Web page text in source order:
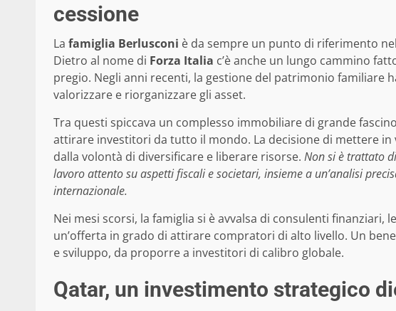
cessione
La famiglia Berlusconi è da sempre un punto di riferimento
Dietro al nome di Forza Italia c’è anche un lungo cammino
pregio. Negli anni recenti, la gestione del patrimonio familiare
valorizzare e riorganizzare gli asset.
Tra questi spiccava un complesso immobiliare di grande
attirare investitori da tutto il mondo. La decisione di mettere
dalla volontà di diversificare e liberare risorse. Non si è trattato
lavoro attento su aspetti fiscali e societari, insieme a un’analisi
internazionale.
Nei mesi scorsi, la famiglia si è avvalsa di consulenti
un’offerta in grado di attirare compratori di alto livello. Un
e sviluppo, da proporre a investitori di calibro globale.
Qatar, un investimento strategico